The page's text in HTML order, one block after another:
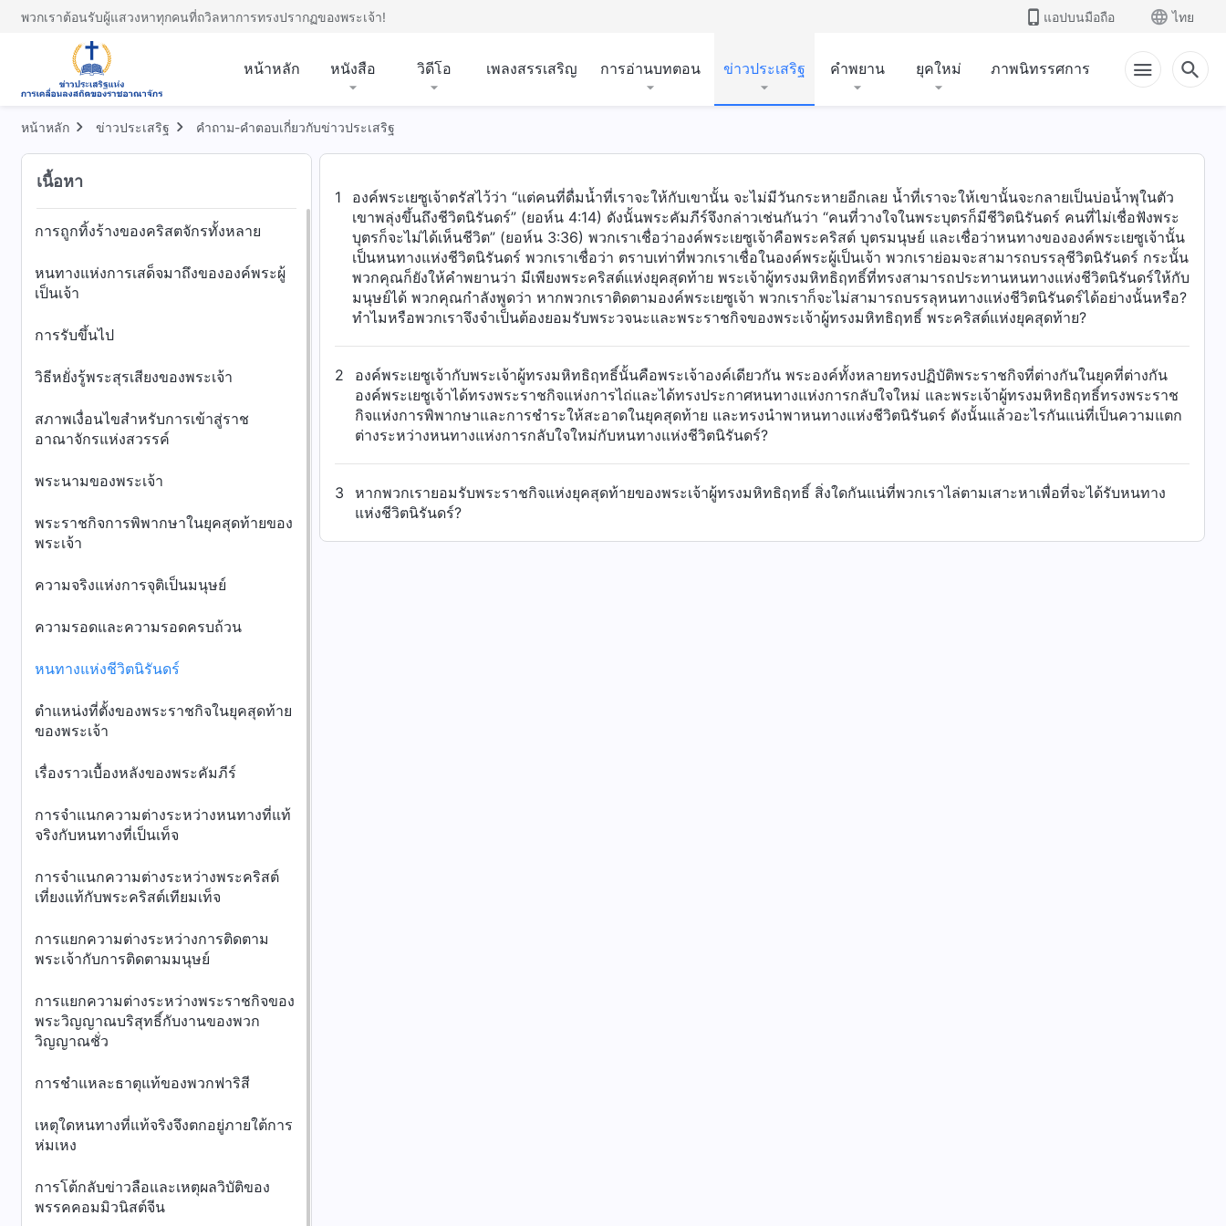
พวกเราต้อนรับผู้แสวงหาทุกคนที่ถวิลหาการทรงปรากฏของพระเจ้า! แอปบนมือถือ ไทย
หน้าหลัก หนังสือ วิดีโอ เพลงสรรเสริญ การอ่านบทตอน ข่าวประเสริฐ คำพยาน ยุคใหม่ ภาพนิทรรศการ
หน้าหลัก ข่าวประเสริฐ คำถาม-คำตอบเกี่ยวกับข่าวประเสริฐ
เนื้อหา
การถูกทิ้งร้างของคริสตจักรทั้งหลาย
หนทางแห่งการเสด็จมาถึงขององค์พระผู้
เป็นเจ้า
การรับขึ้นไป
วิธีหยั่งรู้พระสุรเสียงของพระเจ้า
สภาพเงื่อนไขสำหรับการเข้าสู่ราช
อาณาจักรแห่งสวรรค์
พระนามของพระเจ้า
พระราชกิจการพิพากษาในยุคสุดท้ายของ
พระเจ้า
ความจริงแห่งการจุติเป็นมนุษย์
ความรอดและความรอดครบถ้วน
หนทางแห่งชีวิตนิรันดร์
ตำแหน่งที่ตั้งของพระราชกิจในยุคสุดท้าย
ของพระเจ้า
เรื่องราวเบื้องหลังของพระคัมภีร์
การจำแนกความต่างระหว่างหนทางที่แท้
จริงกับหนทางที่เป็นเท็จ
การจำแนกความต่างระหว่างพระคริสต์
เที่ยงแท้กับพระคริสต์เทียมเท็จ
การแยกความต่างระหว่างการติดตาม
พระเจ้ากับการติดตามมนุษย์
การแยกความต่างระหว่างพระราชกิจของ
พระวิญญาณบริสุทธิ์กับงานของพวก
วิญญาณชั่ว
การชำแหละธาตุแท้ของพวกฟาริสี
เหตุใดหนทางที่แท้จริงจึงตกอยู่ภายใต้การ
ห่มเหง
การโต้กลับข่าวลือและเหตุผลวิบัติของ
พรรคคอมมิวนิสต์จีน
1
องค์พระเยซูเจ้าตรัสไว้ว่า “แต่คนที่ดื่มน้ำที่เราจะให้กับเขานั้น จะไม่มีวันกระหายอีกเลย น้ำที่เราจะให้เขานั้นจะกลายเป็นบ่อน้ำพุในตัว
เขาพลุ่งขึ้นถึงชีวิตนิรันดร์” (ยอห์น 4:14) ดังนั้นพระคัมภีร์จึงกล่าวเช่นกันว่า “คนที่วางใจในพระบุตรก็มีชีวิตนิรันดร์ คนที่ไม่เชื่อฟังพระ
บุตรก็จะไม่ได้เห็นชีวิต” (ยอห์น 3:36) พวกเราเชื่อว่าองค์พระเยซูเจ้าคือพระคริสต์ บุตรมนุษย์ และเชื่อว่าหนทางขององค์พระเยซูเจ้านั้น
เป็นหนทางแห่งชีวิตนิรันดร์ พวกเราเชื่อว่า ตราบเท่าที่พวกเราเชื่อในองค์พระผู้เป็นเจ้า พวกเราย่อมจะสามารถบรรลุชีวิตนิรันดร์ กระนั้น
พวกคุณก็ยังให้คำพยานว่า มีเพียงพระคริสต์แห่งยุคสุดท้าย พระเจ้าผู้ทรงมหิทธิฤทธิ์ที่ทรงสามารถประทานหนทางแห่งชีวิตนิรันดร์ให้กับ
มนุษย์ได้ พวกคุณกำลังพูดว่า หากพวกเราติดตามองค์พระเยซูเจ้า พวกเราก็จะไม่สามารถบรรลุหนทางแห่งชีวิตนิรันดร์ได้อย่างนั้นหรือ?
ทำไมหรือพวกเราจึงจำเป็นต้องยอมรับพระวจนะและพระราชกิจของพระเจ้าผู้ทรงมหิทธิฤทธิ์ พระคริสต์แห่งยุคสุดท้าย?
2
องค์พระเยซูเจ้ากับพระเจ้าผู้ทรงมหิทธิฤทธิ์นั้นคือพระเจ้าองค์เดียวกัน พระองค์ทั้งหลายทรงปฏิบัติพระราชกิจที่ต่างกันในยุคที่ต่างกัน
องค์พระเยซูเจ้าได้ทรงพระราชกิจแห่งการไถ่และได้ทรงประกาศหนทางแห่งการกลับใจใหม่ และพระเจ้าผู้ทรงมหิทธิฤทธิ์ทรงพระราช
กิจแห่งการพิพากษาและการชำระให้สะอาดในยุคสุดท้าย และทรงนำพาหนทางแห่งชีวิตนิรันดร์ ดังนั้นแล้วอะไรกันแน่ที่เป็นความแตก
ต่างระหว่างหนทางแห่งการกลับใจใหม่กับหนทางแห่งชีวิตนิรันดร์?
3
หากพวกเรายอมรับพระราชกิจแห่งยุคสุดท้ายของพระเจ้าผู้ทรงมหิทธิฤทธิ์ สิ่งใดกันแน่ที่พวกเราไล่ตามเสาะหาเพื่อที่จะได้รับหนทาง
แห่งชีวิตนิรันดร์?